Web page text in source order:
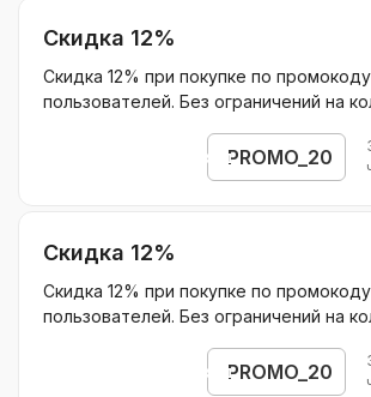
Скидка 12%
Скидка 12% при покупке по
пользователей. Без ограничений на
Действует на: На первый месяц курса
мес На первый месяц курса Основа
PROMO_20
Открыть промокод
Скидка 12%
Скидка 12% при покупке по
пользователей. Без ограничений на
Действует на: На первый месяц курса
PROMO_20
Открыть промокод